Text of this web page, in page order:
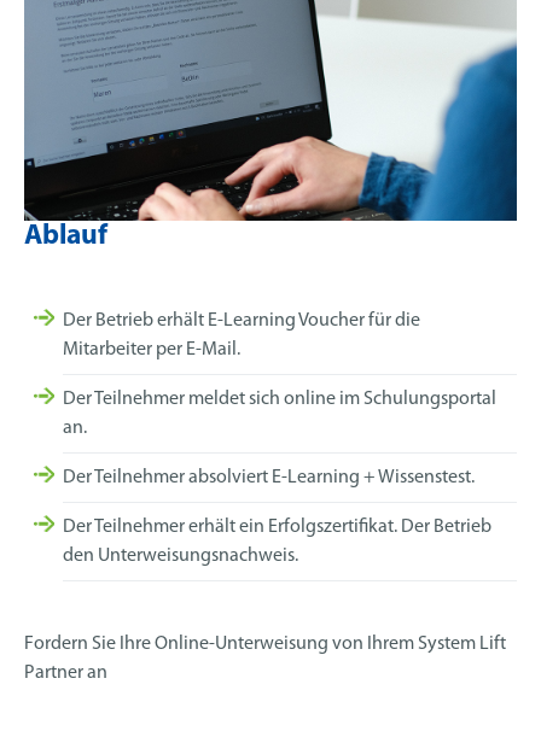
Ablauf
Der Betrieb erhält E-Learning Voucher für die
Mitarbeiter per E-Mail.
Der Teilnehmer meldet sich online im Schulungsportal
an.
Der Teilnehmer absolviert E-Learning + Wissenstest.
Der Teilnehmer erhält ein Erfolgszertifikat. Der Betrieb
den Unterweisungsnachweis.
Fordern Sie Ihre Online-Unterweisung von Ihrem System Lift
Partner an